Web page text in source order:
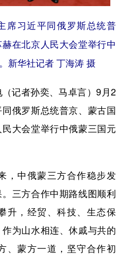
亚太网 上市公司
云南 西藏
青海 宁夏
习近平同俄罗斯总统普
在北京人民大会堂举行中
新华社记者 丁海涛 摄
记者孙奕、马卓言）9月2
俄罗斯总统普京、蒙古国
大会堂举行中俄蒙三国元
中俄蒙三方合作稳步发
三方合作中期路线图顺利
升，经贸、科技、生态保
为山水相连、休戚与共的
、蒙方一道，坚守合作初